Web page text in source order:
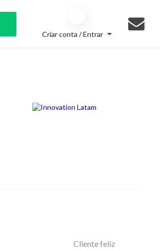
Criar conta / Entrar
Cliente feliz